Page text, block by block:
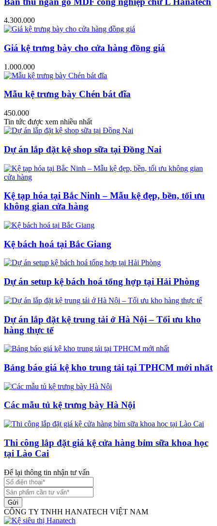
4.300.000
Giá kệ trưng bày cho cửa hàng đồng giá
1.000.000
Mẫu kệ trưng bày Chén bát đĩa
450.000
Tin tức được xem nhiều nhất
Dự án lắp đặt kệ shop sữa tại Đồng Nai
Kệ tạp hóa tại Bắc Ninh – Mẫu kệ đẹp, bền, tối ưu
không gian cửa hàng
Kệ bách hoá tại Bắc Giang
Dự án setup kệ bách hoá tổng hợp tại Hải Phòng
Dự án lắp đặt kệ trung tải ở Hà Nội – Tối ưu kho
hàng thực tế
Bảng báo giá kệ kho trung tải tại TPHCM mới nhất
Các mẫu tủ kệ trưng bày Hà Nội
Thi công lắp đặt giá kệ cửa hàng bỉm sữa khoa học
tại Lào Cai
Để lại thông tin nhận tư vấn
Gửi
CÔNG TY TNHH HANATECH VIỆT NAM